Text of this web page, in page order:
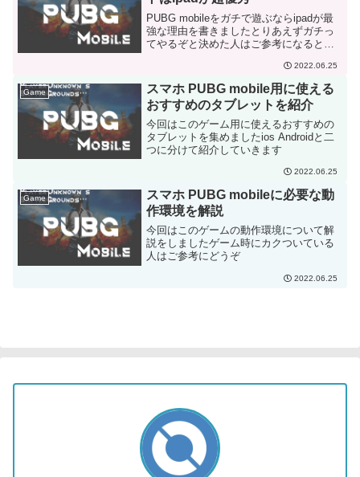
PUBG mobileをガチで遊ぶならipadが最
強な理由を書きましたとりあえずガチっ
てやるぞと決めた人はご参考になると嬉
2022.06.25
Game
スマホ PUBG mobile用に使える
おすすめのタブレットを紹介
今回はこのゲーム用に使えるおすすめの
タブレットを集めましたios Androidと二
つに分けて紹介していきます
2022.06.25
Game
スマホ PUBG mobileに必要な動
作環境を解説
今回はこのゲームの動作環境について解
説をしましたゲーム時にカクついている
人はご参考にどうぞ
2022.06.25